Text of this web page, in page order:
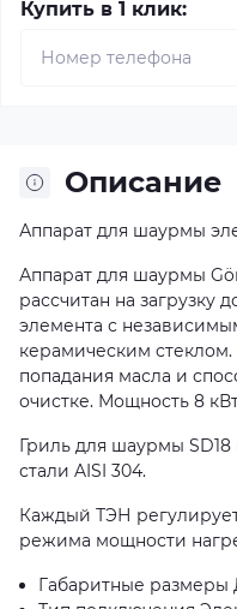
Купить в 1 клик:
Описание
Аппарат для шаурмы
Аппарат для шаурмы
рассчитан на загрузку
элемента с
керамическим
попадания масла и
очистке. Мощность 8
Гриль для шаурмы
стали AISI 304.
Каждый ТЭН
режима мощности
Габаритные размеры